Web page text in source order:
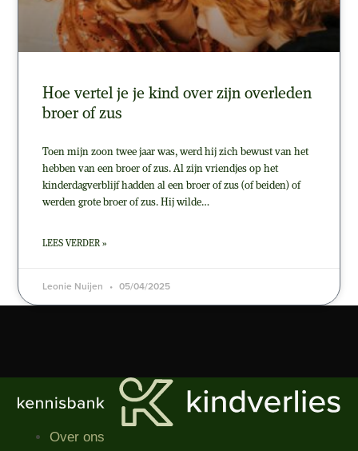
Hoe vertel je je kind over zijn overleden
broer of zus
Toen mijn zoon twee jaar was, werd hij zich bewust van het
hebben van een broer of zus. Al zijn vriendjes op het
kinderdagverblijf hadden al een broer of zus (of beiden) of
werden grote broer of zus. Hij wilde…
LEES VERDER »
Leonie Nuijen 05/04/2025
Over ons